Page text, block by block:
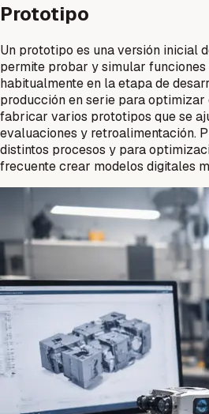
Prototipo
Un prototipo es una versión inicial
permite probar y simular funciones
habitualmente en la etapa de
producción en serie para optimizar
fabricar varios prototipos que se
evaluaciones y retroalimentación.
distintos procesos y para
frecuente crear modelos digitales